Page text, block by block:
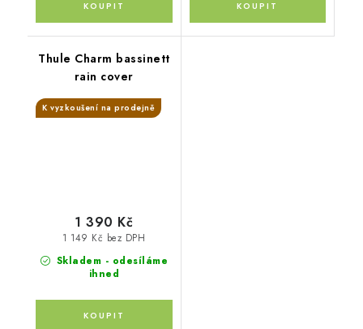
Thule Charm bassinett
rain cover
K vyzkoušení na prodejně
Skladem - odesíláme
ihned
1 149 Kč bez DPH
1 390 Kč